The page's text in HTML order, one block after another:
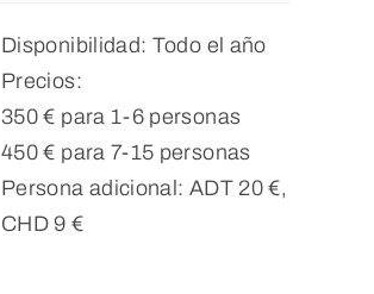
Disponibilidad: Todo el año
Precios:
350 € para 1-6 personas
450 € para 7-15 personas
Persona adicional: ADT 20 €,
CHD 9 €